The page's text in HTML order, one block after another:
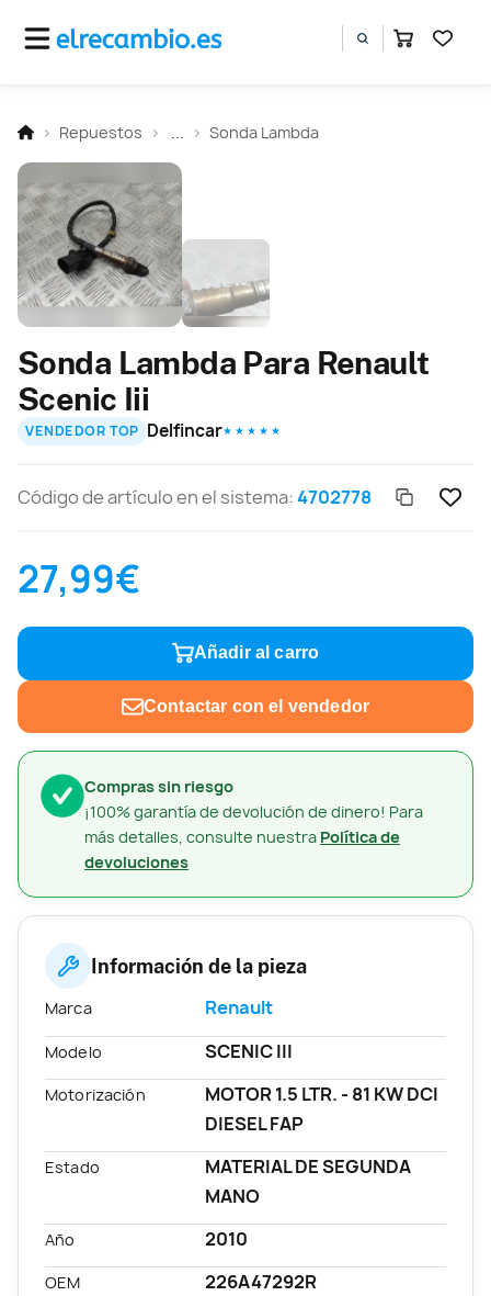
Repuestos Sonda Lambda
Compras sin riesgo
¡100% garantía de devolución de dinero! Para
más detalles, consulte nuestra Política de
devoluciones
Sonda Lambda Para Renault
Scenic Iii
VENDEDOR TOP Delfincar★ ★ ★ ★ ★
Código de artículo en el sistema:4702778
27,99€
Añadir al carro
Contactar con el vendedor
Información de la pieza
Marca Renault
Modelo SCENIC III
Motorización
MOTOR 1.5 LTR. - 81 KW DCI
DIESEL FAP
Estado
MATERIAL DE SEGUNDA
MANO
Año 2010
OEM 226A47292R